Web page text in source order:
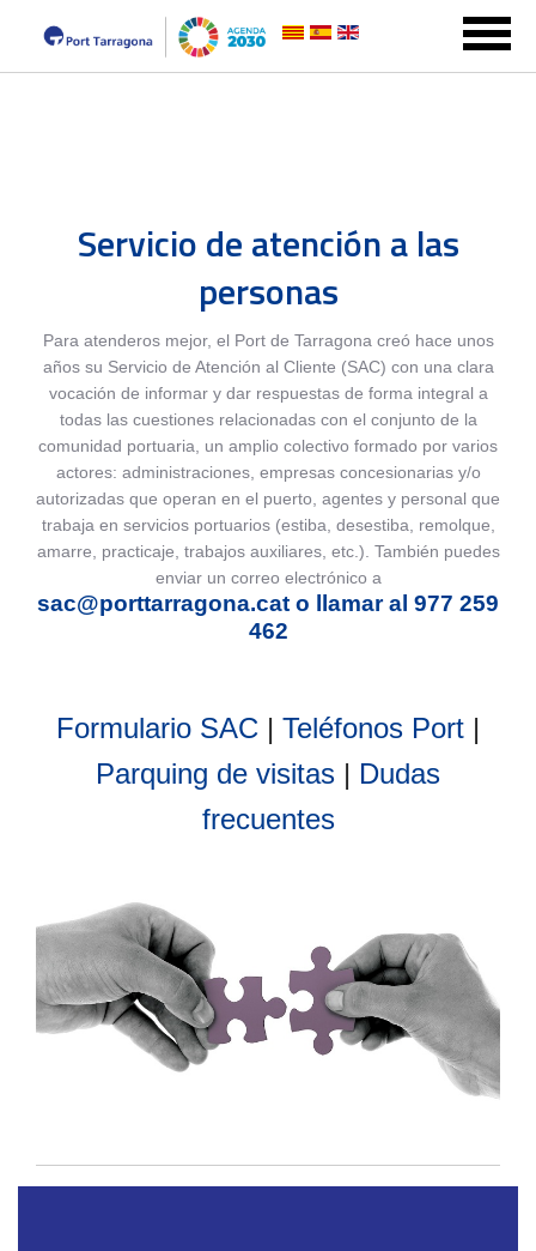
Servicio de atención a las
personas
Para atenderos mejor, el Port de Tarragona creó hace unos
años su Servicio de Atención al Cliente (SAC) con una clara
vocación de informar y dar respuestas de forma integral a
todas las cuestiones relacionadas con el conjunto de la
comunidad portuaria, un amplio colectivo formado por varios
actores: administraciones, empresas concesionarias y/o
autorizadas que operan en el puerto, agentes y personal que
trabaja en servicios portuarios (estiba, desestiba, remolque,
amarre, practicaje, trabajos auxiliares, etc.). También puedes
enviar un correo electrónico a
sac@porttarragona.cat o llamar al 977 259
462
Formulario SAC | Teléfonos Port |
Parquing de visitas | Dudas
frecuentes